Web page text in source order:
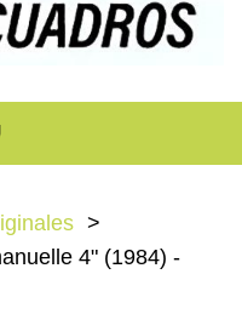
4" (1984) -